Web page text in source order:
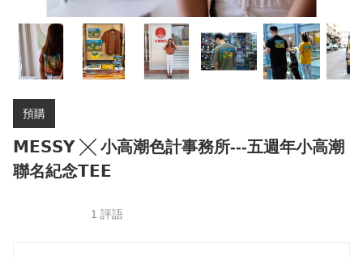
預購
𝗠𝗘𝗦𝗦𝗬 ╳ 小高潮色計事務所---五週年小高潮
聯名紀念𝗧𝗘𝗘
1 評語